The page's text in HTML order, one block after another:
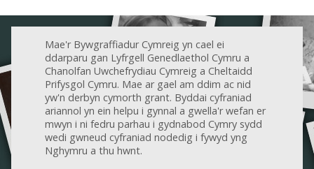
Mae'r Bywgraffiadur Cymreig yn cael ei
ddarparu gan Lyfrgell Genedlaethol Cymru a
Chanolfan Uwchefrydiau Cymreig a Cheltaidd
Prifysgol Cymru. Mae ar gael am ddim ac nid
yw'n derbyn cymorth grant. Byddai cyfraniad
ariannol yn ein helpu i gynnal a gwella'r wefan er
mwyn i ni fedru parhau i gydnabod Cymry sydd
wedi gwneud cyfraniad nodedig i fywyd yng
Nghymru a thu hwnt.